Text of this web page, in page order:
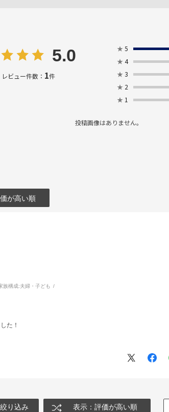
5.0
レビュー件数： 1件
★ 5
★ 4
★ 3
★ 2
★ 1
投稿画像はありません。
が高い順
族構成:夫婦・子ども
た！
絞り込み 表示：評価が高い順